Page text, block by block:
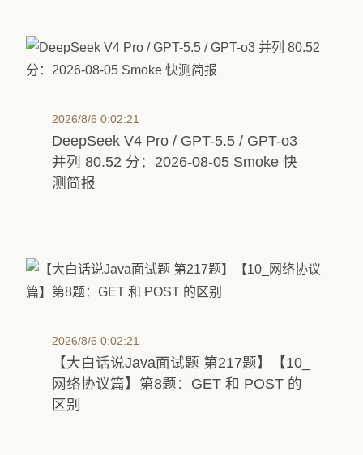
2026/8/6 0:02:21
DeepSeek V4 Pro / GPT-5.5 / GPT-o3
并列 80.52 分：2026-08-05 Smoke 快
测简报
2026/8/6 0:02:21
【大白话说Java面试题 第217题】【10_
网络协议篇】第8题：GET 和 POST 的
区别